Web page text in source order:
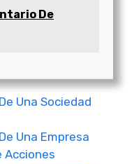
De
Una Sociedad
Una Empresa
Acciones